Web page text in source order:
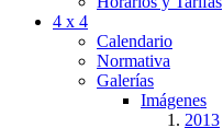
4 x 4
Calendario
Normativa
Galerías
Imágenes
2013